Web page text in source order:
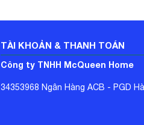
TÀI KHOẢN & THANH TOÁN
Công ty TNHH McQueen Home
34353968 Ngân Hàng ACB - PGD